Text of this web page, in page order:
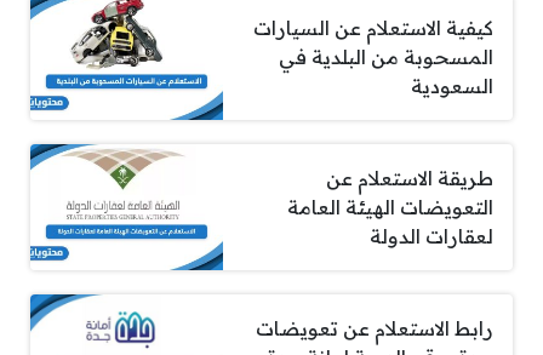
كيفية الاستعلام عن السيارات
المسحوبة من البلدية في
السعودية
طريقة الاستعلام عن
التعويضات الهيئة العامة
لعقارات الدولة
رابط الاستعلام عن تعويضات